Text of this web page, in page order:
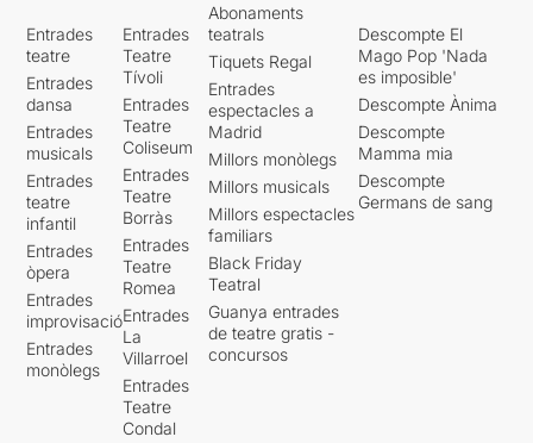
Entrades
teatre
Entrades
dansa
Entrades
musicals
Entrades
teatre
infantil
Entrades
òpera
Entrades
improvisació
Entrades
monòlegs
Entrades
Teatre
Tívoli
Entrades
Teatre
Coliseum
Entrades
Teatre
Borràs
Entrades
Teatre
Romea
Entrades
La
Villarroel
Entrades
Teatre
Condal
Abonaments
teatrals
Tiquets Regal
Entrades
espectacles a
Madrid
Millors monòlegs
Millors musicals
Millors espectacles
familiars
Black Friday
Teatral
Guanya entrades
de teatre gratis -
concursos
Descompte El
Mago Pop 'Nada
es imposible'
Descompte Ànima
Descompte
Mamma mia
Descompte
Germans de sang